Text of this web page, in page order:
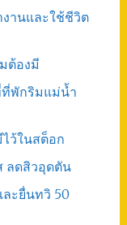
านและใช้ชีวิต
ต้องมี
ที่พักริมแม่น้ำ
ว้ในสต็อก
ลดสิวอุดตัน
ละยื่นทวิ 50